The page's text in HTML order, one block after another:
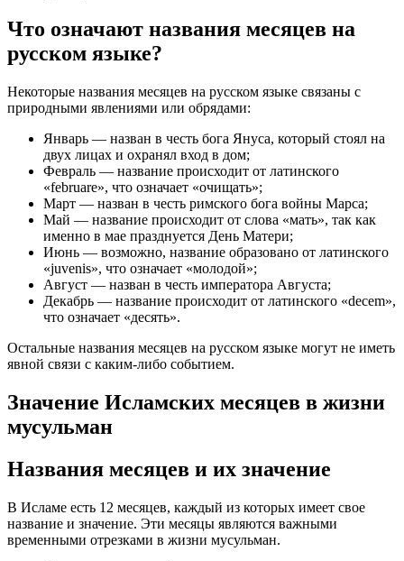
Что означают названия месяцев на
русском языке?
Некоторые названия месяцев на русском языке связаны с
природными явлениями или обрядами:
Январь — назван в честь бога Януса, который стоял на
двух лицах и охранял вход в дом;
Февраль — название происходит от латинского
«februare», что означает «очищать»;
Март — назван в честь римского бога войны Марса;
Май — название происходит от слова «мать», так как
именно в мае празднуется День Матери;
Июнь — возможно, название образовано от латинского
«juvenis», что означает «молодой»;
Август — назван в честь императора Августа;
Декабрь — название происходит от латинского «decem»,
что означает «десять».
Остальные названия месяцев на русском языке могут не иметь
явной связи с каким-либо событием.
Значение Исламских месяцев в жизни
мусульман
Названия месяцев и их значение
В Исламе есть 12 месяцев, каждый из которых имеет свое
название и значение. Эти месяцы являются важными
временными отрезками в жизни мусульман.